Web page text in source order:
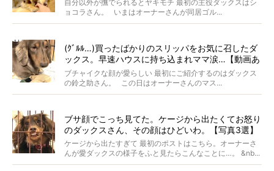
自分以外が撫でられるとヤキモチ 最初の主役ダックスはシ
ョコラさん。 いまはオーナーさんが同居ゴル...
(ｸﾞﾙﾙ…)買ったばかりのスリッパをお気に召したダ
ックス。早速ハウスに持ち込まれママ涙…【動画あ
り】
ブチャイクな顔が愛らしい 最初にご紹介するのはダックス
の鈴之助さん。 この日はオーナーさんのマス...
ブサ顔でこっち見てた。ケージから出たくてお怒り
のダックスさん、その顔はひどいわ。【写真3選】
ケージから出たすぎて 最初のポストはこちら。オーナーさ
んが愛ダックスの様子をふと見たらこんなことに…。 &nb...